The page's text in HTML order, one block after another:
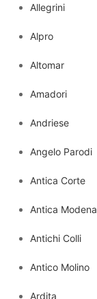
Allegrini
Alpro
Altomar
Amadori
Andriese
Angelo Parodi
Antica Corte
Antica Modena
Antichi Colli
Antico Molino
Ardita